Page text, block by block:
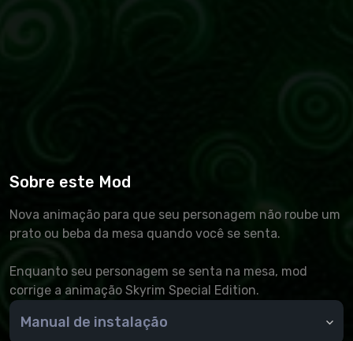
Sobre este Mod
Nova animação para que seu personagem não roube um
prato ou beba da mesa quando você se senta.
Enquanto seu personagem se senta na mesa, mod
corrige a animação Skyrim Special Edition.
Manual de instalação